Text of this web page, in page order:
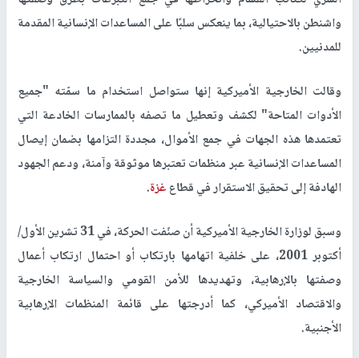
واشنطن بالاحتيالية، بما ينعكس سلبًا على المساعدات الإنسانية المقدمة
للمدنيين.
وقالت الخارجية الأميركية إنها ستواصل استخدام ما سمّته "جميع
الأدوات المتاحة" لكشف وتعطيل ما تصفه بالممارسات الخادعة التي
تعتمدها هذه الجهات في جمع الأموال، مجددة التزامها بضمان إيصال
المساعدات الإنسانية عبر منظمات تعتبرها موثوقة وآمنة، ودعم الجهود
الهادفة إلى تحقيق الاستقرار في قطاعغزة.
وسبق لوزارة الخارجية الأميركية أن صنّفت الحركة، في 31 تشرين الأول/
أكتوبر 2001، على خلفية اتهامها بارتكاب أو احتمال ارتكاب أعمال
وصفتها بالإرهابية، وتهديدها للأمن القومي والسياسة الخارجية
والاقتصاد الأميركي، كما أدرجتها على قائمة المنظمات الإرهابية
الأجنبية.